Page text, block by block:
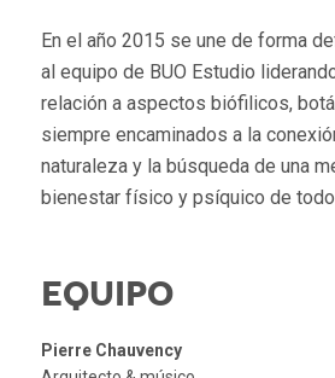
En el año 2015 se une de forma
al equipo de BUO Estudio
relación a aspectos biófilicos,
siempre encaminados a la
naturaleza y la búsqueda de una
bienestar físico y psíquico de
EQUIPO
Pierre Chauvency